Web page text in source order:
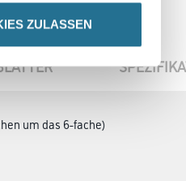
ZULASSEN
um das 6-fache)